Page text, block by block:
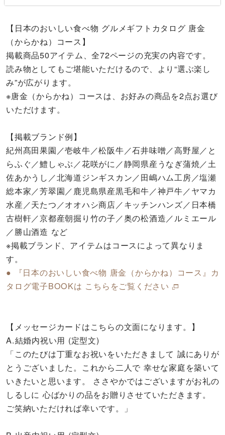
【日本のおいしい食べ物 グルメギフトカタログ 唐金
（からかね）コース】
掲載商品50アイテム、全72ページの充実の内容です。
読み物としてもご堪能いただけるので、より“選ぶ楽し
み”が広がります。
※唐金（からかね）コースは、お好みの商品を2点お選び
いただけます。
【掲載ブランド例】
紀州髙田果園／壱岐牛／松阪牛／石井味噌／高野屋／と
らふぐ／鱧しゃぶ／花咲がに／静岡県産うなぎ蒲焼／土
佐あかうし／北海道ジンギスカン／田嶋ハム工房／塩瀬
総本家／芳翠園／鹿児島県産黒毛和牛／神戸牛／ヤマカ
水産／天たつ／オオハシ商店／キッチンハンズ／日本橋
古樹軒／京都産朝掘り竹の子／奥の松酒造／ルミエール
／勝山酒造 など
※掲載ブランド、アイテムはコースによって異なりま
す。
● 『日本のおいしい食べ物 唐金（からかね）コース』カ
タログ電子BOOKは こちらをご覧ください
【メッセージカードはこちらの文面になります。】
A.結婚内祝い用 (定型文)
「このたびは丁重なお祝いをいただきまして 誠にありが
とうございました。これから二人で 幸せな家庭を築いて
いきたいと思います。 ささやかではございますがお礼の
しるしに 心ばかりの品をお贈りさせていただきます。
ご笑納いただければ幸いです。」